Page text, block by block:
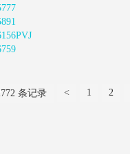
条记录 < 1 2